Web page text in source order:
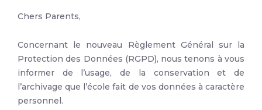
Chers Parents,
Concernant le nouveau Règlement Général sur la
Protection des Données (RGPD), nous tenons à vous
informer de l’usage, de la conservation et de
l’archivage que l’école fait de vos données à caractère
personnel.